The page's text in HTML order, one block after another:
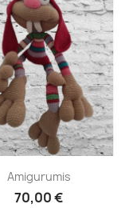
Vista rápida
Amigurumis
70,00 €